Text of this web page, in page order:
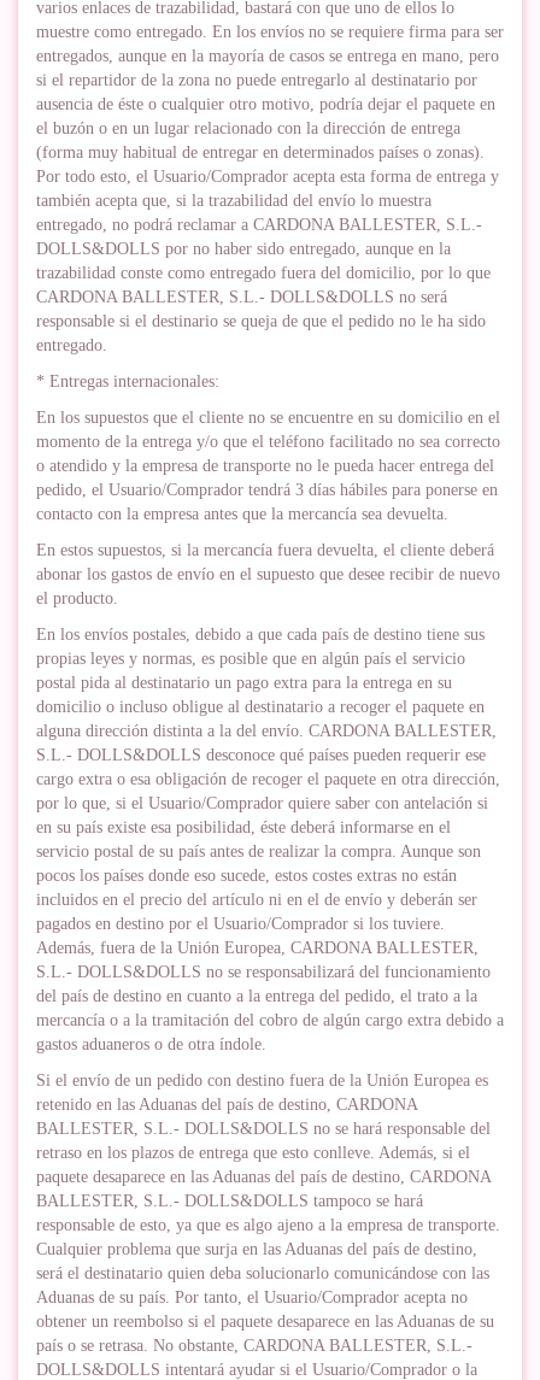
varios enlaces de trazabilidad, bastará con que uno de ellos lo
muestre como entregado. En los envíos no se requiere firma para ser
entregados, aunque en la mayoría de casos se entrega en mano, pero
si el repartidor de la zona no puede entregarlo al destinatario por
ausencia de éste o cualquier otro motivo, podría dejar el paquete en
el buzón o en un lugar relacionado con la dirección de entrega
(forma muy habitual de entregar en determinados países o zonas).
Por todo esto, el Usuario/Comprador acepta esta forma de entrega y
también acepta que, si la trazabilidad del envío lo muestra
entregado, no podrá reclamar a CARDONA BALLESTER, S.L.-
DOLLS&DOLLS por no haber sido entregado, aunque en la
trazabilidad conste como entregado fuera del domicilio, por lo que
CARDONA BALLESTER, S.L.- DOLLS&DOLLS no será
responsable si el destinario se queja de que el pedido no le ha sido
entregado.
* Entregas internacionales:
En los supuestos que el cliente no se encuentre en su domicilio en el
momento de la entrega y/o que el teléfono facilitado no sea correcto
o atendido y la empresa de transporte no le pueda hacer entrega del
pedido, el Usuario/Comprador tendrá 3 días hábiles para ponerse en
contacto con la empresa antes que la mercancía sea devuelta.
En estos supuestos, si la mercancía fuera devuelta, el cliente deberá
abonar los gastos de envío en el supuesto que desee recibir de nuevo
el producto.
En los envíos postales, debido a que cada país de destino tiene sus
propias leyes y normas, es posible que en algún país el servicio
postal pida al destinatario un pago extra para la entrega en su
domicilio o incluso obligue al destinatario a recoger el paquete en
alguna dirección distinta a la del envío. CARDONA BALLESTER,
S.L.- DOLLS&DOLLS desconoce qué países pueden requerir ese
cargo extra o esa obligación de recoger el paquete en otra dirección,
por lo que, si el Usuario/Comprador quiere saber con antelación si
en su país existe esa posibilidad, éste deberá informarse en el
servicio postal de su país antes de realizar la compra. Aunque son
pocos los países donde eso sucede, estos costes extras no están
incluidos en el precio del artículo ni en el de envío y deberán ser
pagados en destino por el Usuario/Comprador si los tuviere.
Además, fuera de la Unión Europea, CARDONA BALLESTER,
S.L.- DOLLS&DOLLS no se responsabilizará del funcionamiento
del país de destino en cuanto a la entrega del pedido, el trato a la
mercancía o a la tramitación del cobro de algún cargo extra debido a
gastos aduaneros o de otra índole.
Si el envío de un pedido con destino fuera de la Unión Europea es
retenido en las Aduanas del país de destino, CARDONA
BALLESTER, S.L.- DOLLS&DOLLS no se hará responsable del
retraso en los plazos de entrega que esto conlleve. Además, si el
paquete desaparece en las Aduanas del país de destino, CARDONA
BALLESTER, S.L.- DOLLS&DOLLS tampoco se hará
responsable de esto, ya que es algo ajeno a la empresa de transporte.
Cualquier problema que surja en las Aduanas del país de destino,
será el destinatario quien deba solucionarlo comunicándose con las
Aduanas de su país. Por tanto, el Usuario/Comprador acepta no
obtener un reembolso si el paquete desaparece en las Aduanas de su
país o se retrasa. No obstante, CARDONA BALLESTER, S.L.-
DOLLS&DOLLS intentará ayudar si el Usuario/Comprador o la